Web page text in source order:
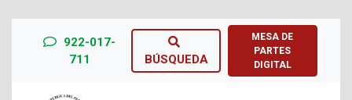
922-017-
711
BÚSQUEDA
MESA DE
PARTES
DIGITAL